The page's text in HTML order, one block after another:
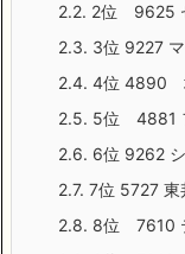
2.2. 2位 9625
2.3. 3位 9227
2.4. 4位 4890
2.5. 5位 4881
2.6. 6位 9262
2.7. 7位 5727
2.8. 8位 7610